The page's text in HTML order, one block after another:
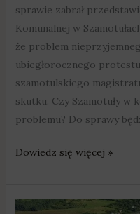
sprawie zabrał
Komunalnej w
że problem
ubiegłorocznego
szamotulskiego
skutku. Czy Szamotuły w
problemu? Do sprawy
Dowiedz się więcej »
Będzie